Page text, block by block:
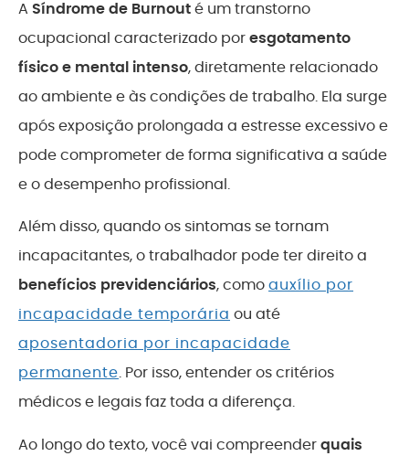
A Síndrome de Burnouté um transtorno
ocupacional caracterizado poresgotamento
físico e mental intenso, diretamente relacionado
ao ambiente e às condições de trabalho. Ela surge
após exposição prolongada a estresse excessivo e
pode comprometer de forma significativa a saúde
e o desempenho profissional.
Além disso, quando os sintomas se tornam
incapacitantes, o trabalhador pode ter direito a
benefícios previdenciários, comoauxílio por
incapacidade temporária ou até
aposentadoria por incapacidade
permanente. Por isso, entender os critérios
médicos e legais faz toda a diferença.
Ao longo do texto, você vai compreenderquais